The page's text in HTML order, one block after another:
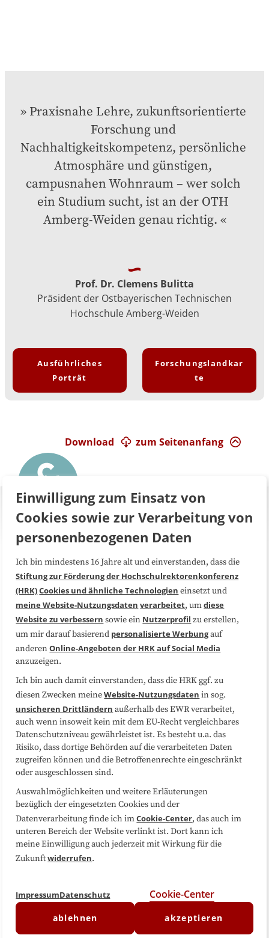
Praxisnahe Lehre, zukunftsorientierte
Forschung und
Nachhaltigkeitskompetenz, persönliche
Atmosphäre und günstigen,
campusnahen Wohnraum – wer solch
ein Studium sucht, ist an der OTH
Amberg-Weiden genau richtig.
Prof. Dr. Clemens Bulitta
Präsident der Ostbayerischen Technischen
Hochschule Amberg-Weiden
Ausführliches
Porträt
Forschungslandkar
te
zum Seitenanfang
Download
Über uns FAQ
Medienarbeit Kooperationen
Datenschutzerklärung Impressum
Sitemap
Folgen Sie uns
Einwilligung zum Einsatz von
Cookies sowie zur Verarbeitung von
personenbezogenen Daten
Ich bin mindestens 16 Jahre alt und einverstanden, dass die
Stiftung zur Förderung der Hochschulrektorenkonferenz
(HRK)Cookies und ähnliche Technologien einsetzt und
meine Website-Nutzungsdaten verarbeitet, umdiese
Website zu verbessern sowie ein Nutzerprofil zu erstellen,
um mir darauf basierend personalisierte Werbungauf
anderenOnline-Angeboten der HRK auf Social Media
anzuzeigen.
Ich bin auch damit einverstanden, dass die HRK ggf. zu
diesen Zwecken meineWebsite-Nutzungsdaten in sog.
unsicheren Drittländern außerhalb des EWR verarbeitet,
auch wenn insoweit kein mit dem EU-Recht vergleichbares
Datenschutzniveau gewährleistet ist. Es besteht u.a. das
Risiko, dass dortige Behörden auf die verarbeiteten Daten
zugreifen können und die Betroffenenrechte eingeschränkt
oder ausgeschlossen sind.
Auswahlmöglichkeiten und weitere Erläuterungen
bezüglich der eingesetzten Cookies und der
Datenverarbeitung finde ich imCookie-Center, das auch im
unteren Bereich der Website verlinkt ist. Dort kann ich
meine Einwilligung auch jederzeit mit Wirkung für die
Zukunftwiderrufen.
ImpressumDatenschutz Cookie-Center
ablehnen akzeptieren